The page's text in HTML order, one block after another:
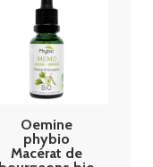
Oemine
phybio
Macérat de